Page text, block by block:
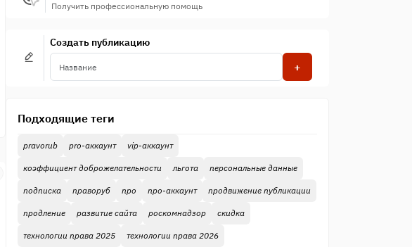
Получить профессиональную помощь
Создать публикацию
+
Подходящие теги
pravorub pro-аккаунт vip-аккаунт
коэффициент доброжелательности льгота персональные данные
подписка праворуб про про-аккаунт продвижение публикации
продление развитие сайта роскомнадзор скидка
технологии права 2025 технологии права 2026